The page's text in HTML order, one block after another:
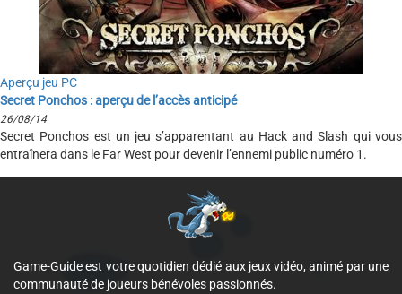
Aperçu jeu PC
Secret Ponchos : aperçu de l’accès anticipé
26/08/14
Secret Ponchos est un jeu s’apparentant au Hack and Slash qui vous
entraînera dans le Far West pour devenir l’ennemi public numéro 1.
Game-Guide est votre quotidien dédié aux jeux vidéo, animé par une
communauté de joueurs bénévoles passionnés.